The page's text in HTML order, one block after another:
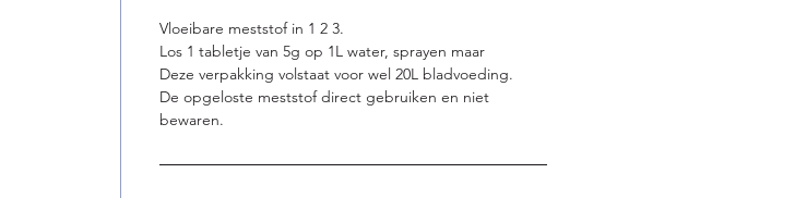
Vloeibare meststof in 1 2 3.
Los 1 tabletje van 5g op 1L water, sprayen maar
Deze verpakking volstaat voor wel 20L bladvoeding.
De opgeloste meststof direct gebruiken en niet
bewaren.